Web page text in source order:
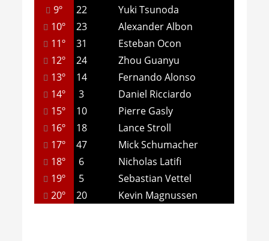
9º
22
Yuki Tsunoda
10º
23
Alexander Albon
11º
31
Esteban Ocon
12º
24
Zhou Guanyu
13º
14
Fernando Alonso
14º
3
Daniel Ricciardo
15º
10
Pierre Gasly
16º
18
Lance Stroll
17º
47
Mick Schumacher
18º
6
Nicholas Latifi
19º
5
Sebastian Vettel
20º
20 Kevin Magnussen